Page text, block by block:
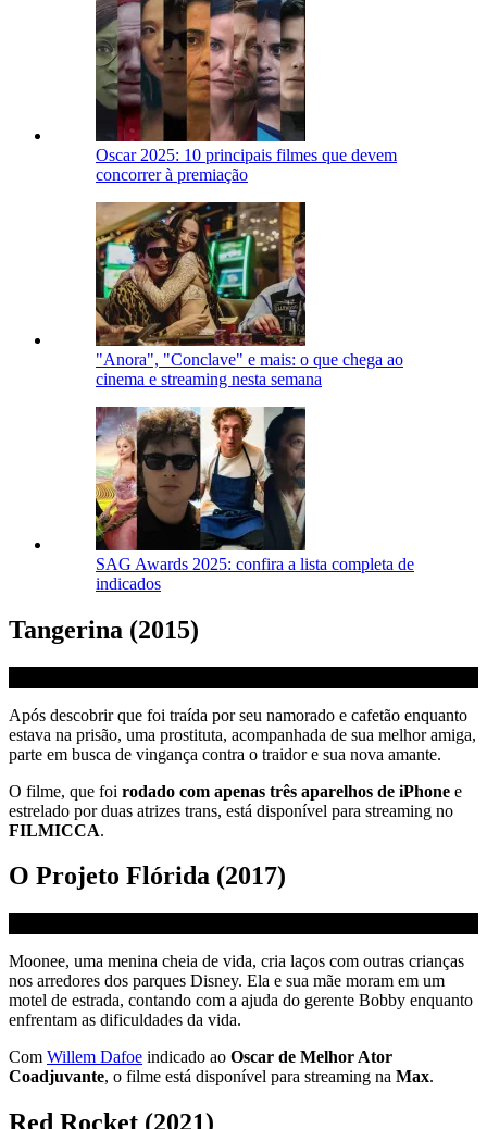
Oscar 2025: 10 principais filmes que devem
concorrer à premiação
"Anora", "Conclave" e mais: o que chega ao
cinema e streaming nesta semana
SAG Awards 2025: confira a lista completa de
indicados
Tangerina (2015)
Após descobrir que foi traída por seu namorado e cafetão enquanto
estava na prisão, uma prostituta, acompanhada de sua melhor amiga,
parte em busca de vingança contra o traidor e sua nova amante.
O filme, que foi rodado com apenas três aparelhos de iPhone e
estrelado por duas atrizes trans, está disponível para streaming no
FILMICCA.
O Projeto Flórida (2017)
Moonee, uma menina cheia de vida, cria laços com outras crianças
nos arredores dos parques Disney. Ela e sua mãe moram em um
motel de estrada, contando com a ajuda do gerente Bobby enquanto
enfrentam as dificuldades da vida.
Com Willem Dafoe indicado ao Oscar de Melhor Ator
Coadjuvante, o filme está disponível para streaming na Max.
Red Rocket (2021)